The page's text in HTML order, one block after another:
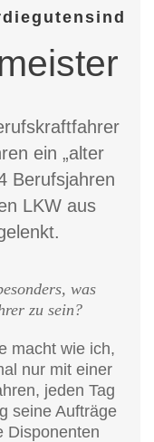
ein „alter
Berufsjahren
LKW aus
was
zu sein?
macht wie ich,
nur mit einer
jeden Tag
seine Aufträge
Disponenten